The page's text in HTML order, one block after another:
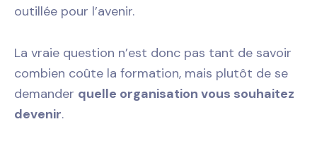
outillée pour l’avenir.
La vraie question n’est donc pas tant de savoir
combien coûte la formation, mais plutôt de se
demander quelle organisation vous souhaitez
devenir.